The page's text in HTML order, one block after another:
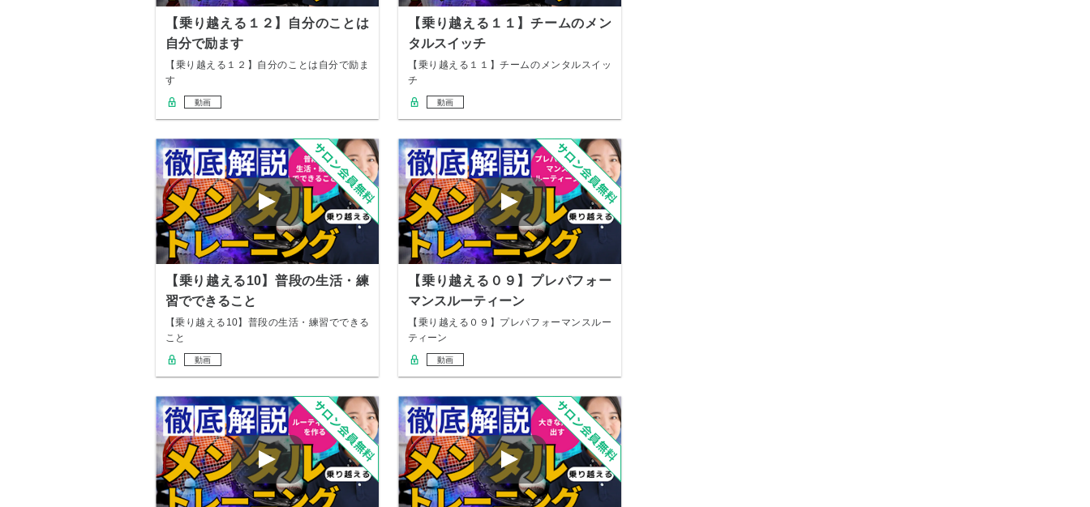
【乗り越える１２】自分のことは
自分で励ます
【乗り越える１２】自分のことは自分で励ま
す
動画
【乗り越える１１】チームのメン
タルスイッチ
【乗り越える１１】チームのメンタルスイッ
チ
動画
【乗り越える10】普段の生活・練
習でできること
【乗り越える10】普段の生活・練習でできる
こと
動画
【乗り越える０９】プレパフォー
マンスルーティーン
【乗り越える０９】プレパフォーマンスルー
ティーン
動画